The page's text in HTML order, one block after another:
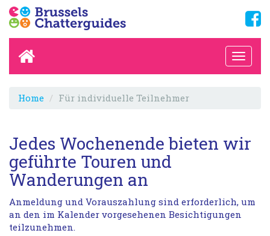
Home Für individuelle Teilnehmer
Jedes Wochenende bieten wir
geführte Touren und
Wanderungen an
Anmeldung und Vorauszahlung sind erforderlich, um
an den im Kalender vorgesehenen Besichtigungen
teilzunehmen.